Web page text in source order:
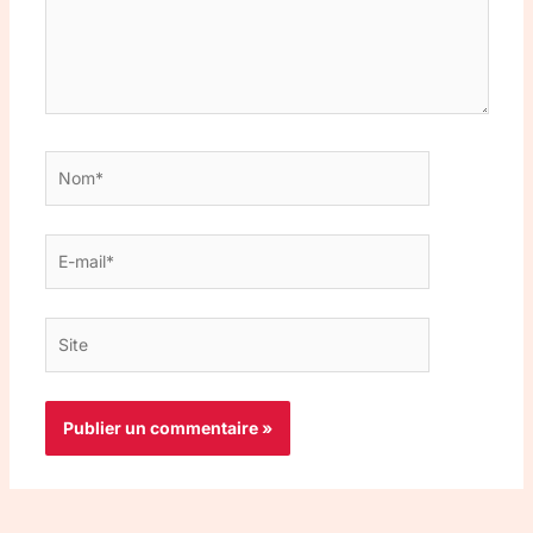
mail*